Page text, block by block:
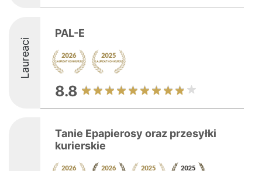
Laureaci
PAL-E
8.8
Tanie Epapierosy oraz przesyłki
kurierskie